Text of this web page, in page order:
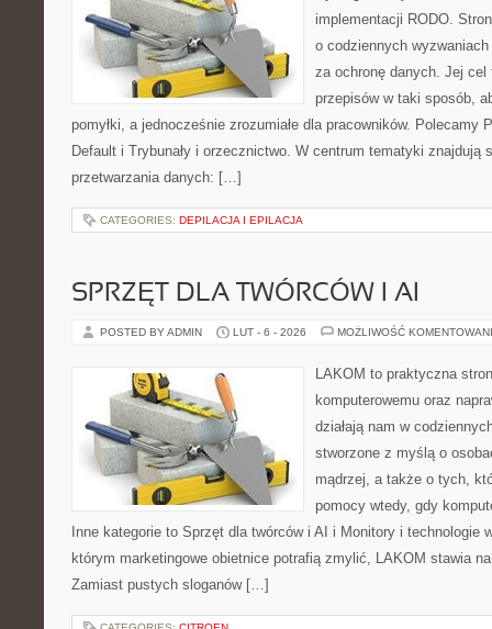
implementacji RODO.
o codziennych
za ochronę danych. Jej cel
przepisów w taki sposób,
pomyłki, a jednocześnie zrozumiałe dla pracowników. Polecamy
Default i Trybunały i orzecznictwo. W centrum tematyki znajdują
przetwarzania danych: […]
CATEGORIES: DEPILACJA I EPILACJA
SPRZĘT DLA TWÓRCÓW I AI
POSTED BY ADMIN LUT - 6 - 2026 MOŻLIWOŚĆ
LAKOM to praktyczna
komputerowemu oraz
działają nam w
stworzone z myślą o
mądrzej, a także o tych,
pomocy wtedy, gdy
Inne kategorie to Sprzęt dla twórców i AI i Monitory i technologie
którym marketingowe obietnice potrafią zmylić, LAKOM stawia
Zamiast pustych sloganów […]